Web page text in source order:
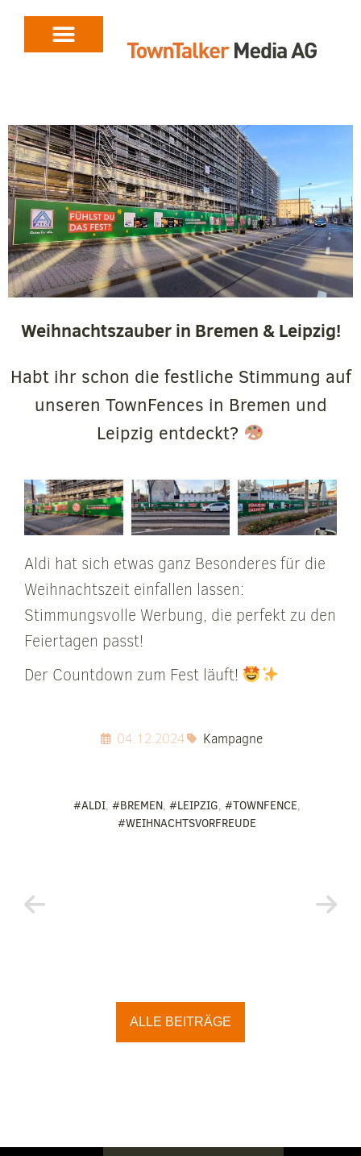
Weihnachtszauber in Bremen & Leipzig!
Habt ihr schon die festliche Stimmung auf
unseren TownFences in Bremen und
Leipzig entdeckt?
Aldi hat sich etwas ganz Besonderes für die
Weihnachtszeit einfallen lassen:
Stimmungsvolle Werbung, die perfekt zu den
Feiertagen passt!
Der Countdown zum Fest läuft!
04.12.2024 Kampagne
#ALDI,#BREMEN,#LEIPZIG,#TOWNFENCE,
#WEIHNACHTSVORFREUDE
ALLE BEITRÄGE